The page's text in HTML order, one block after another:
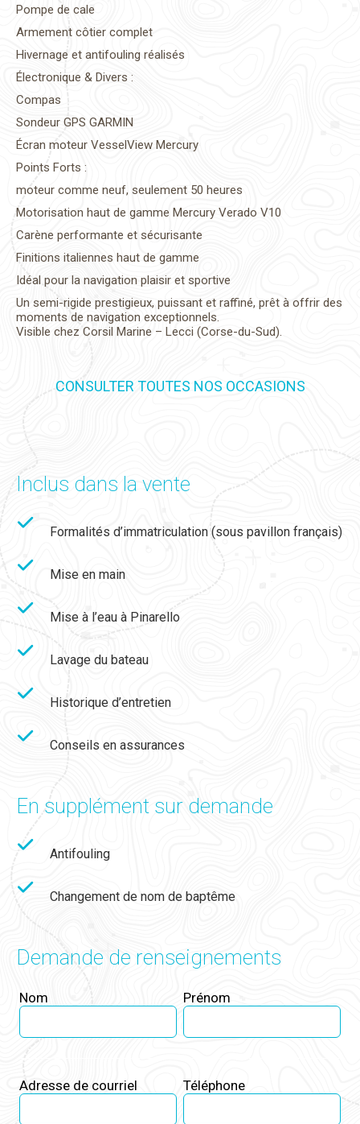
Pompe de cale
Armement côtier complet
Hivernage et antifouling réalisés
Électronique & Divers :
Compas
Sondeur GPS GARMIN
Écran moteur VesselView Mercury
Points Forts :
moteur comme neuf, seulement 50 heures
Motorisation haut de gamme Mercury Verado V10
Carène performante et sécurisante
Finitions italiennes haut de gamme
Idéal pour la navigation plaisir et sportive
Un semi-rigide prestigieux, puissant et raffiné, prêt à offrir des
moments de navigation exceptionnels.
Visible chez Corsil Marine – Lecci (Corse-du-Sud).
CONSULTER TOUTES NOS OCCASIONS
Inclus dans la vente
Formalités d’immatriculation (sous pavillon français)
Mise en main
Mise à l’eau à Pinarello
Lavage du bateau
Historique d’entretien
Conseils en assurances
En supplément sur demande
Antifouling
Changement de nom de baptême
Demande de renseignements
Leave
this
blank
Nom Prénom
Adresse de courriel Téléphone